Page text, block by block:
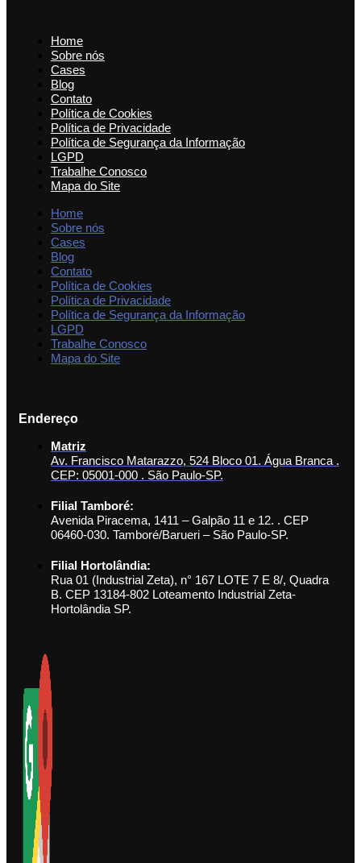
Home
Sobre nós
Cases
Blog
Contato
Política de Cookies
Política de Privacidade
Política de Segurança da Informação
LGPD
Trabalhe Conosco
Mapa do Site
Home
Sobre nós
Cases
Blog
Contato
Política de Cookies
Política de Privacidade
Política de Segurança da Informação
LGPD
Trabalhe Conosco
Mapa do Site
Endereço
Matriz
Av. Francisco Matarazzo, 524 Bloco 01. Água Branca .
CEP: 05001-000 . São Paulo-SP.
Filial Tamboré:
Avenida Piracema, 1411 – Galpão 11 e 12. . CEP
06460-030. Tamboré/Barueri – São Paulo-SP.
Filial Hortolândia:
Rua 01 (Industrial Zeta), n° 167 LOTE 7 E 8/, Quadra
B. CEP 13184-802 Loteamento Industrial Zeta-
Hortolândia SP.